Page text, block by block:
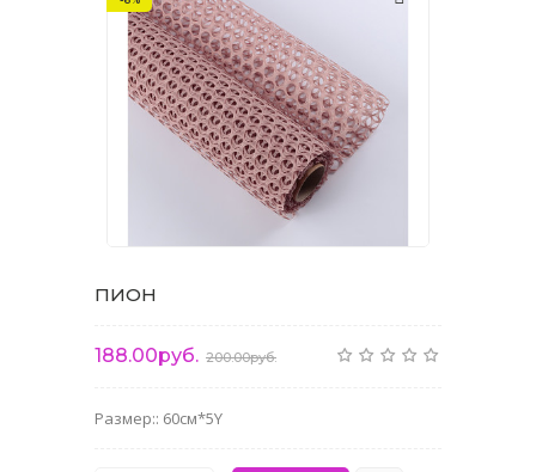
ПИОН
188.00руб. 200.00руб.
Размер:: 60см*5Y